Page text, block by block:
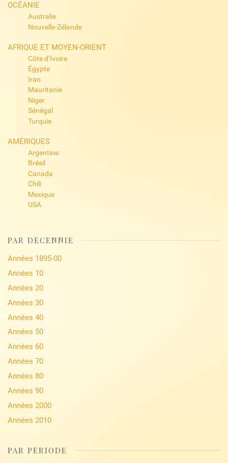
OCÉANIE
Australie
Nouvelle-Zélande
AFRIQUE ET MOYEN-ORIENT
Côte d’Ivoire
Égypte
Iran
Mauritanie
Niger
Sénégal
Turquie
AMÉRIQUES
Argentine
Brésil
Canada
Chili
Mexique
USA
PAR DÉCENNIE
Années 1895-00
Années 10
Années 20
Années 30
Années 40
Années 50
Années 60
Années 70
Années 80
Années 90
Années 2000
Années 2010
PAR PÉRIODE